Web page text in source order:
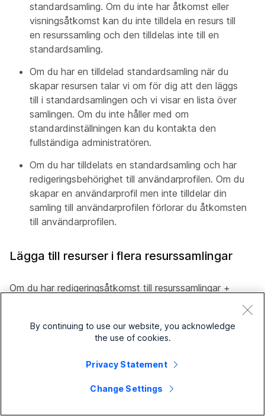
standardsamling. Om du inte har åtkomst eller
visningsåtkomst kan du inte tilldela en resurs till
en resurssamling och den tilldelas inte till en
standardsamling.
Om du har en tilldelad standardsamling när du
skapar resursen talar vi om för dig att den läggs
till i standardsamlingen och vi visar en lista över
samlingen. Om du inte håller med om
standardinställningen kan du kontakta den
fullständiga administratören.
Om du har tilldelats en standardsamling och har
redigeringsbehörighet till användarprofilen. Om du
skapar en användarprofil men inte tilldelar din
samling till användarprofilen förlorar du åtkomsten
till användarprofilen.
Lägga till resurser i flera resurssamlingar
Om du har redigeringsåtkomst till resurssamlingar +
listrutepilen bredvid Skapa en resurssamling. Du ser
uppdatera flera samlingar samtidigt.
Följ det här guidade flödet om du vill lägga till en resurs i
flera samlingar (upp till 100) genom en enda
massåtgärd. När du har skickat kan du se statusen på
By continuing to use our website, you acknowledge
the use of cookies.
Privacy Statement
Change Settings